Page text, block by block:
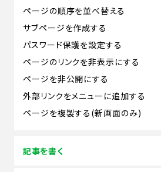
ページの順序を並べ替える
サブページを作成する
パスワード保護を設定する
ページのリンクを非表示にする
ページを非公開にする
外部リンクをメニューに追加する
ページを複製する(新画面のみ)
記事を書く